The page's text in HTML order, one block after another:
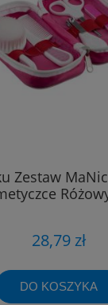
Zestaw
28,79 zł
DO KOSZYKA